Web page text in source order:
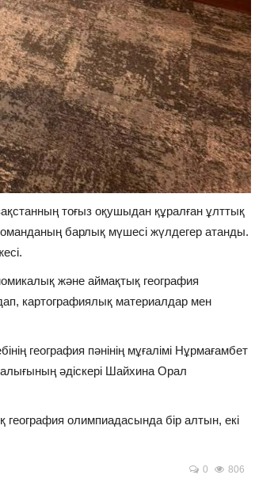
тоғыз оқушыдан құралған ұлттық
барлық мүшесі жүлдегер атанды.
және аймақтық география
картографиялық материалдар мен
география пәнінің мұғалімі Нұрмағамбет
әдіскері Шайхина Орал
олимпиадасында бір алтын, екі
0 806
сайлауы: кең тараған жеті
пен шындық
6, 2026 0 226
ақпаратқа қарсы іс-қимыл орталығы Құрылтай
сайлауға дайындық...